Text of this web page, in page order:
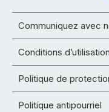
Communiquez avec
Conditions d’utilisation
Politique de
Politique antipourriel